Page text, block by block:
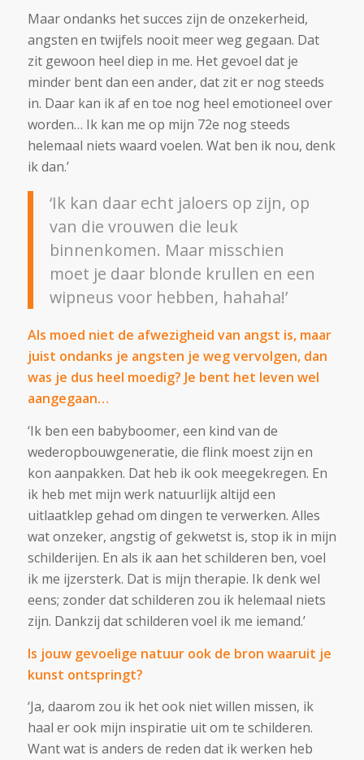
Maar ondanks het succes zijn de onzekerheid,
angsten en twijfels nooit meer weg gegaan. Dat
zit gewoon heel diep in me. Het gevoel dat je
minder bent dan een ander, dat zit er nog steeds
in. Daar kan ik af en toe nog heel emotioneel over
worden… Ik kan me op mijn 72e nog steeds
helemaal niets waard voelen. Wat ben ik nou, denk
ik dan.’
‘Ik kan daar echt jaloers op zijn, op
van die vrouwen die leuk
binnenkomen. Maar misschien
moet je daar blonde krullen en een
wipneus voor hebben, hahaha!’
Als moed niet de afwezigheid van angst is, maar
juist ondanks je angsten je weg vervolgen, dan
was je dus heel moedig? Je bent het leven wel
aangegaan…
‘Ik ben een babyboomer, een kind van de
wederopbouwgeneratie, die flink moest zijn en
kon aanpakken. Dat heb ik ook meegekregen. En
ik heb met mijn werk natuurlijk altijd een
uitlaatklep gehad om dingen te verwerken. Alles
wat onzeker, angstig of gekwetst is, stop ik in mijn
schilderijen. En als ik aan het schilderen ben, voel
ik me ijzersterk. Dat is mijn therapie. Ik denk wel
eens; zonder dat schilderen zou ik helemaal niets
zijn. Dankzij dat schilderen voel ik me iemand.’
Is jouw gevoelige natuur ook de bron waaruit je
kunst ontspringt?
‘Ja, daarom zou ik het ook niet willen missen, ik
haal er ook mijn inspiratie uit om te schilderen.
Want wat is anders de reden dat ik werken heb